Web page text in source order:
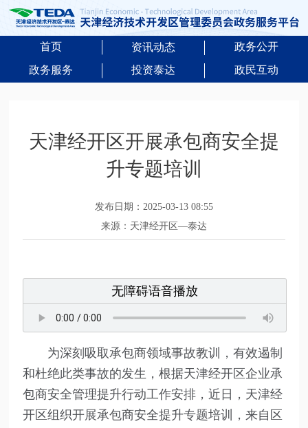
首页 资讯动态
政务公开
政务服务
投资泰达 政民互动
天津经开区开展承包商安全提
升专题培训
发布日期：2025-03-13 08:55
来源：天津经开区—泰达
无障碍语音播放
为深刻吸取承包商领域事故教训，有效遏制
和杜绝此类事故的发生，根据天津经开区企业承
包商安全管理提升行动工作安排，近日，天津经
开区组织开展承包商安全提升专题培训，来自区